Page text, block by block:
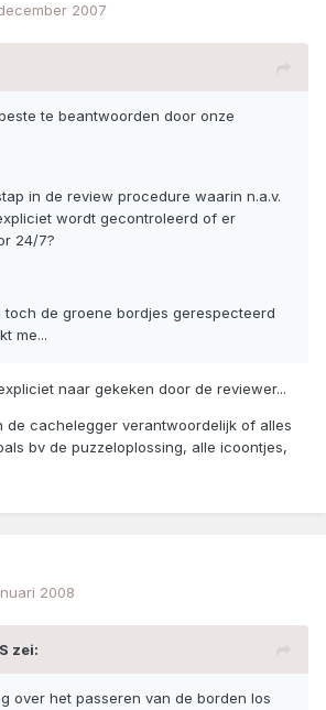
2007
te beantwoorden door onze
in de review procedure waarin n.a.v.
wordt gecontroleerd of er
24/7?
toch de groene bordjes gerespecteerd
me...
naar gekeken door de reviewer...
de cachelegger verantwoordelijk of alles
bv de puzzeloplossing, alle icoontjes,
2008
zei:
over het passeren van de borden los